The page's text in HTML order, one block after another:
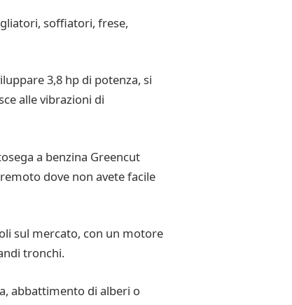
soffiatori, frese,
3,8 hp di potenza, si
alle vibrazioni di
a benzina Greencut
dove non avete facile
sul mercato, con un motore
tronchi.
abbattimento di alberi o